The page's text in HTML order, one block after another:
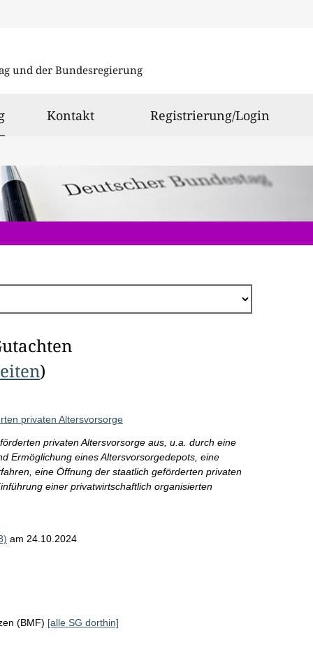
und der Bundesregierung
ausgewählt
Kontakt Registrierung/Login
)
privaten Altersvorsorge
privaten Altersvorsorge aus, u.a. durch eine
Ermöglichung eines Altersvorsorgedepots, eine
eine Öffnung der staatlich geförderten privaten
einer privatwirtschaftlich organisierten
am 24.10.2024
(BMF) [alle SG dorthin]